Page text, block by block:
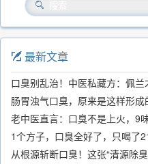
最新文章
口臭别乱治！中医私藏方：佩
肠胃浊气口臭，原来是这样形成
老中医直言：口臭不是上火，9
1个方子，口臭全好了，只喝了